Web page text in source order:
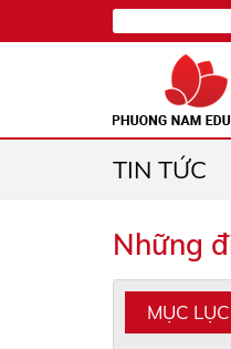
TIN TỨC
Những
MỤC